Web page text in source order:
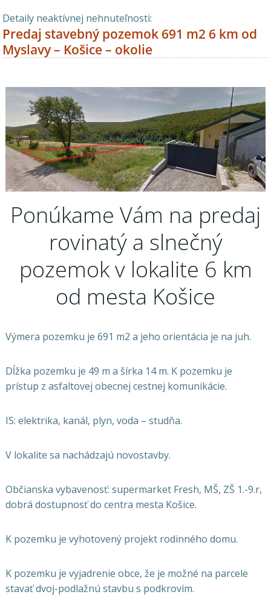
Detaily neaktívnej nehnuteľnosti:
Predaj stavebný pozemok 691 m2 6 km od
Myslavy – Košice – okolie
Ponúkame Vám na predaj
rovinatý a slnečný
pozemok v lokalite 6 km
od mesta Košice
Výmera pozemku je 691 m2 a jeho orientácia je na juh.
Dĺžka pozemku je 49 m a šírka 14 m. K pozemku je
prístup z asfaltovej obecnej cestnej komunikácie.
IS: elektrika, kanál, plyn, voda – studňa.
V lokalite sa nachádzajú novostavby.
Občianska vybavenosť: supermarket Fresh, MŠ, ZŠ 1.-9.r,
dobrá dostupnosť do centra mesta Košice.
K pozemku je vyhotovený projekt rodinného domu.
K pozemku je vyjadrenie obce, že je možné na parcele
stavať dvoj-podlažnú stavbu s podkrovím.